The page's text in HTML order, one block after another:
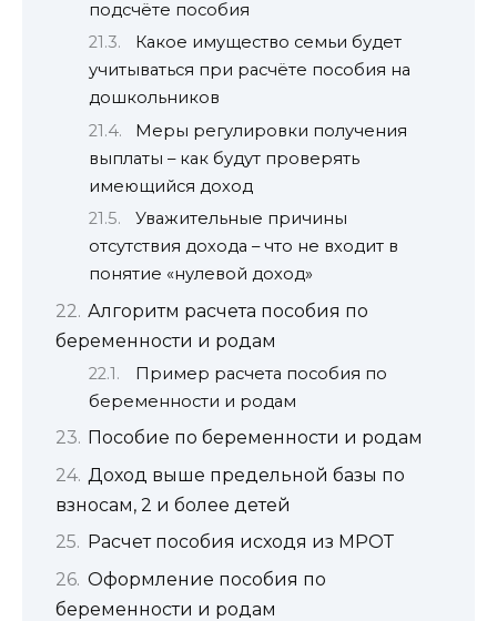
подсчёте пособия
Какое имущество семьи будет
учитываться при расчёте пособия на
дошкольников
Меры регулировки получения
выплаты – как будут проверять
имеющийся доход
Уважительные причины
отсутствия дохода – что не входит в
понятие «нулевой доход»
Алгоритм расчета пособия по
беременности и родам
Пример расчета пособия по
беременности и родам
Пособие по беременности и родам
Доход выше предельной базы по
взносам, 2 и более детей
Расчет пособия исходя из МРОТ
Оформление пособия по
беременности и родам